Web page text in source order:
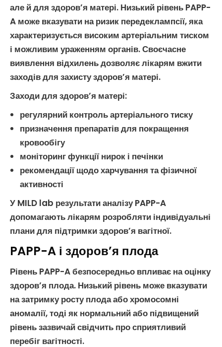
але й для здоров’я матері. Низький рівень PAPP-
A може вказувати на ризик передеклампсії, яка
характеризується високим артеріальним тиском
і можливим ураженням органів. Своєчасне
виявлення відхилень дозволяє лікарям вжити
заходів для захисту здоров’я матері.
Заходи для здоров’я матері:
регулярний контроль артеріального тиску
призначення препаратів для покращення
кровообігу
моніторинг функції нирок і печінки
рекомендації щодо харчування та фізичної
активності
У MILD lab результатианалізу PAPP-A
допомагають лікарям розробляти індивідуальні
плани для підтримки здоров’я вагітної.
PAPP-A і здоров’я плода
Рівень PAPP-Aбезпосередньо впливає на оцінку
здоров’я плода. Низький рівень може вказувати
назатримку росту плодаабохромосомні
аномалії, тоді як нормальний або підвищений
рівень зазвичай свідчить про сприятливий
перебіг вагітності.